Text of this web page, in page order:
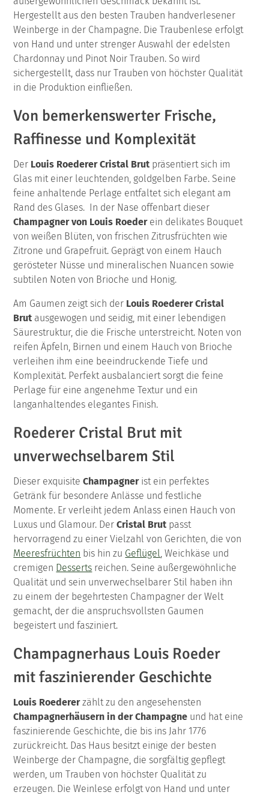
Hergestellt aus den besten Trauben handverlesener
Weinberge in der Champagne. Die Traubenlese erfolgt
von Hand und unter strenger Auswahl der edelsten
Chardonnay und Pinot Noir Trauben. So wird
sichergestellt, dass nur Trauben von höchster Qualität
in die Produktion einfließen.
Von bemerkenswerter Frische,
Raffinesse und Komplexität
Der Louis Roederer Cristal Brut präsentiert sich im
Glas mit einer leuchtenden, goldgelben Farbe. Seine
feine anhaltende Perlage entfaltet sich elegant am
Rand des Glases. In der Nase offenbart dieser
Champagner von Louis Roederein delikates Bouquet
von weißen Blüten, von frischen Zitrusfrüchten wie
Zitrone und Grapefruit. Geprägt von einem Hauch
gerösteter Nüsse und mineralischen Nuancen sowie
subtilen Noten von Brioche und Honig.
Am Gaumen zeigt sich der Louis Roederer Cristal
Brut ausgewogen und seidig, mit einer lebendigen
Säurestruktur, die die Frische unterstreicht. Noten von
reifen Äpfeln, Birnen und einem Hauch von Brioche
verleihen ihm eine beeindruckende Tiefe und
Komplexität. Perfekt ausbalanciert sorgt die feine
Perlage für eine angenehme Textur und ein
langanhaltendes elegantes Finish.
Roederer Cristal Brut mit
unverwechselbarem Stil
Dieser exquisiteChampagnerist ein perfektes
Getränk für besondere Anlässe und festliche
Momente. Er verleiht jedem Anlass einen Hauch von
Luxus und Glamour. DerCristal Brut passt
hervorragend zu einer Vielzahl von Gerichten, die von
Meeresfrüchten bis hin zu Geflügel, Weichkäse und
cremigen Desserts reichen. Seine außergewöhnliche
Qualität und sein unverwechselbarer Stil haben ihn
zu einem der begehrtesten Champagner der Welt
gemacht, der die anspruchsvollsten Gaumen
begeistert und fasziniert.
Champagnerhaus Louis Roeder
mit faszinierender Geschichte
Louis Roedererzählt zu den angesehensten
Champagnerhäusern in der Champagne und hat eine
faszinierende Geschichte, die bis ins Jahr 1776
zurückreicht. Das Haus besitzt einige der besten
Weinberge der Champagne, die sorgfältig gepflegt
werden, um Trauben von höchster Qualität zu
erzeugen. Die Weinlese erfolgt von Hand und unter